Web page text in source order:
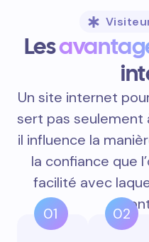
Les
Un site internet
sert pas seulement
il influence la
la confiance que
facilité avec
01 02